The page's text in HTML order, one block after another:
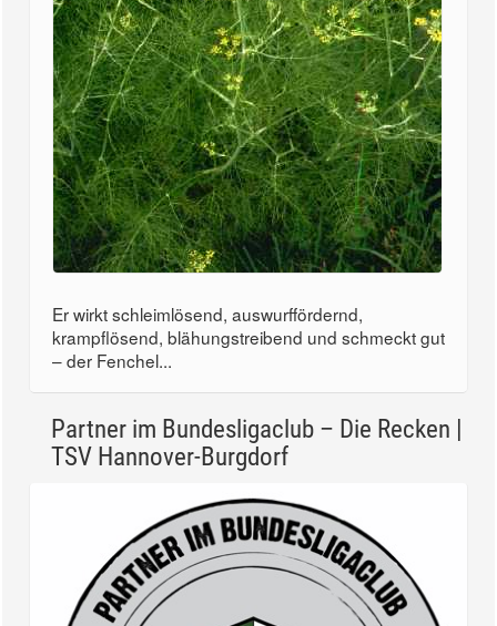
Er wirkt schleimlösend, auswurffördernd,
krampflösend, blähungstreibend und schmeckt gut
– der Fenchel...
Partner im Bundesligaclub – Die Recken |
TSV Hannover-Burgdorf